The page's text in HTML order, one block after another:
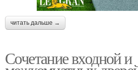
читать дальше →
Сочетание входной и